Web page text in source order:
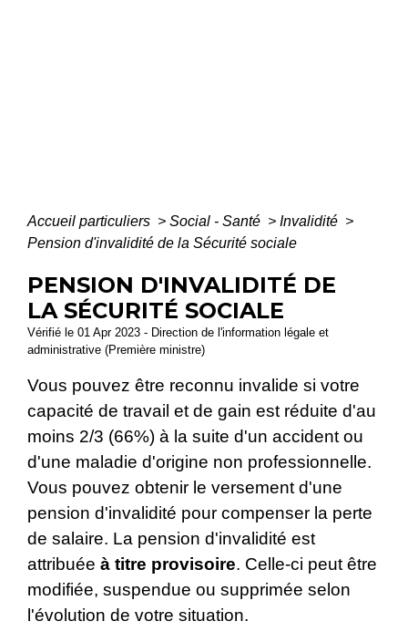
Accueil particuliers > Social - Santé > Invalidité >
Pension d'invalidité de la Sécurité sociale
PENSION D'INVALIDITÉ DE
LA SÉCURITÉ SOCIALE
Vérifié le 01 Apr 2023 - Direction de l'information légale et
administrative (Première ministre)
Vous pouvez être reconnu invalide si votre
capacité de travail et de gain est réduite d'au
moins 2/3 (66%) à la suite d'un accident ou
d'une maladie d'origine non professionnelle.
Vous pouvez obtenir le versement d'une
pension d'invalidité pour compenser la perte
de salaire. La pension d'invalidité est
attribuée à titre provisoire. Celle-ci peut être
modifiée, suspendue ou supprimée selon
l'évolution de votre situation.